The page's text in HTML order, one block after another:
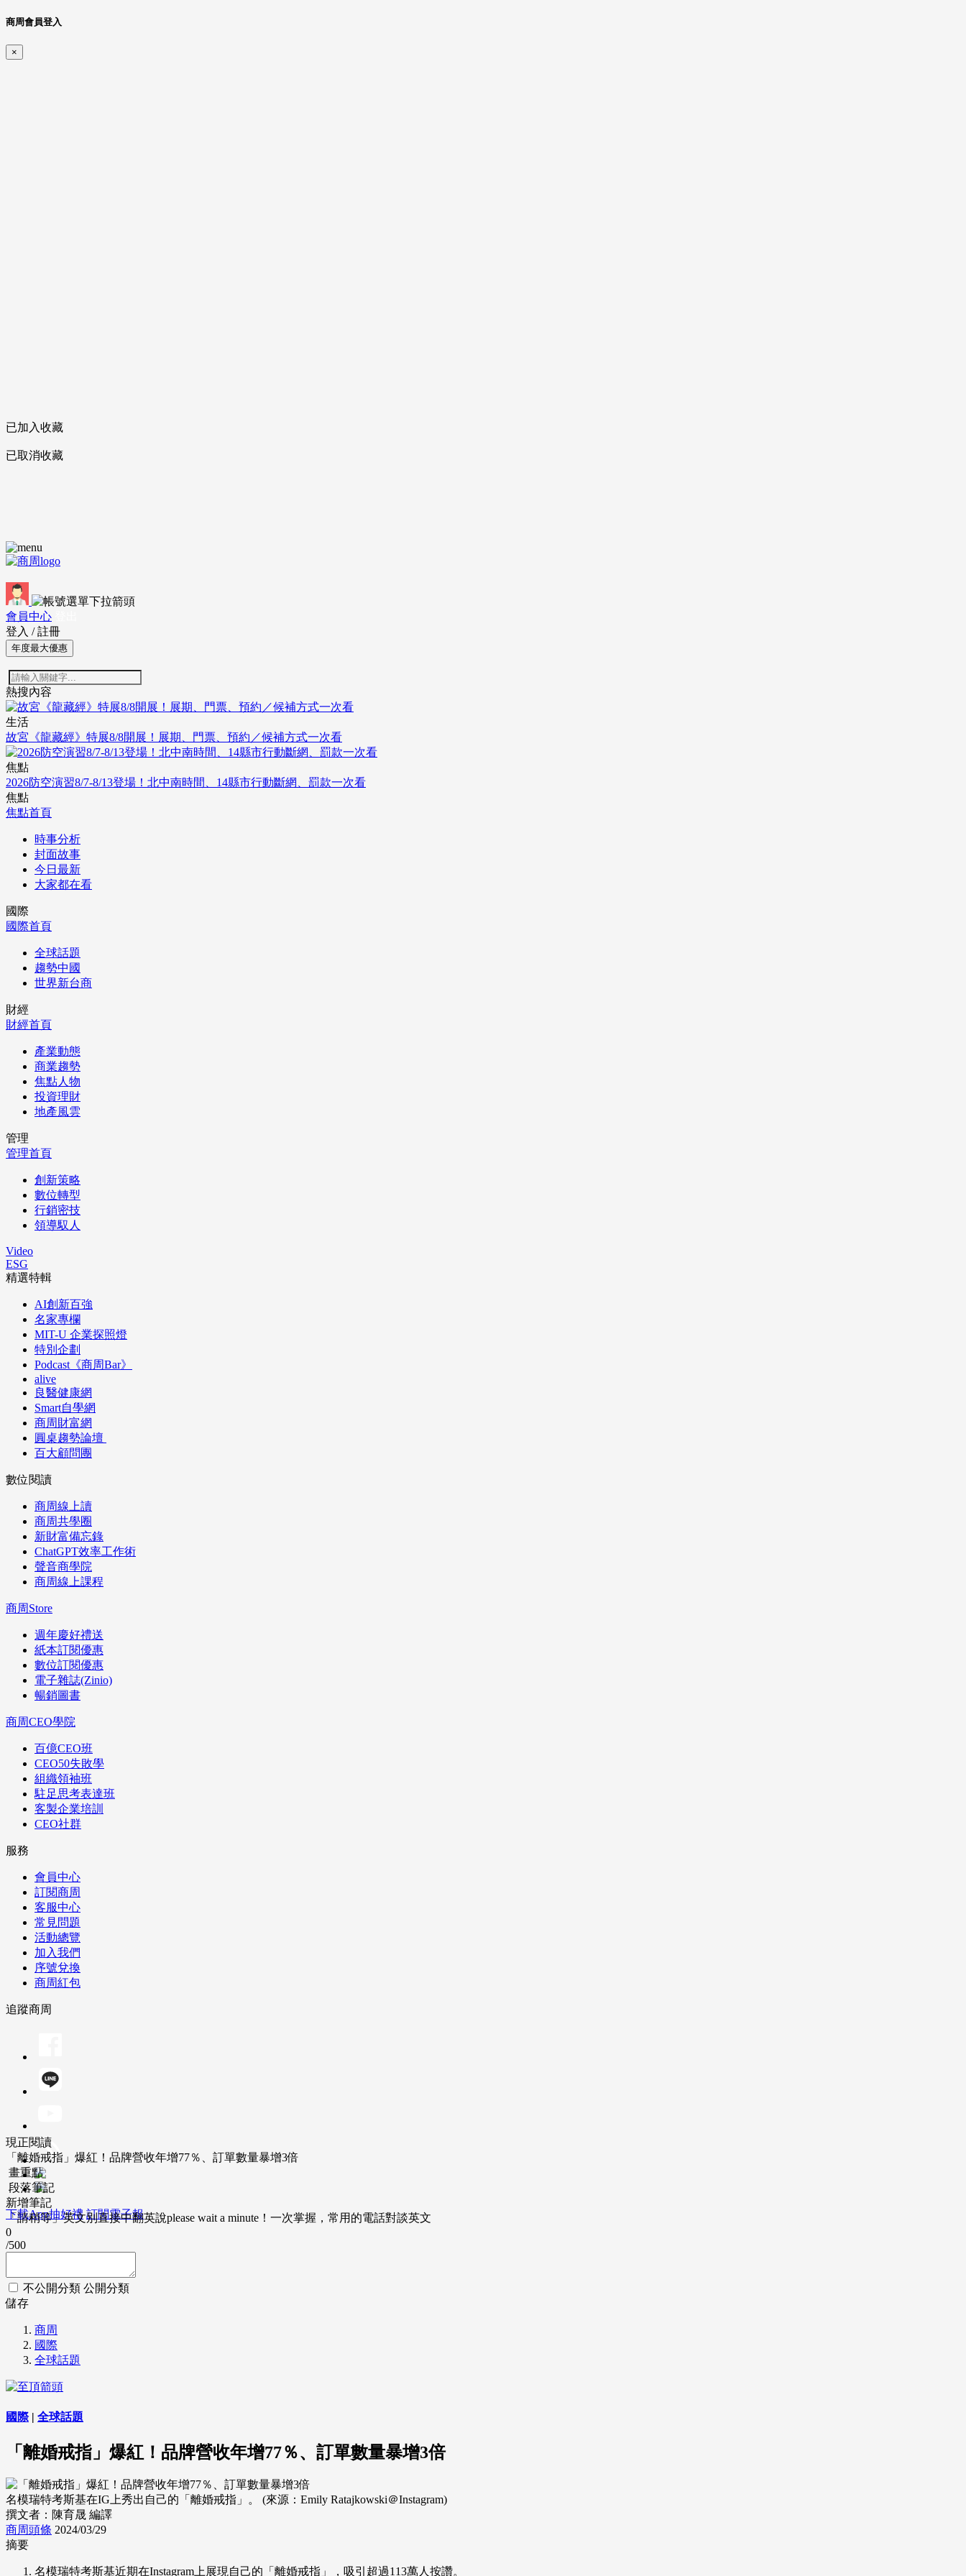
商周會員登入
×
已加入收藏
已取消收藏
會員中心
登入 / 註冊
年度最大優惠
熱搜內容
生活
故宮《龍藏經》特展8/8開展！展期、門票、預約／候補方式一次看
焦點
2026防空演習8/7-8/13登場！北中南時間、14縣市行動斷網、罰款一次看
焦點
焦點首頁
時事分析
封面故事
今日最新
大家都在看
國際
國際首頁
全球話題
趨勢中國
世界新台商
財經
財經首頁
產業動態
商業趨勢
焦點人物
投資理財
地產風雲
管理
管理首頁
創新策略
數位轉型
行銷密技
領導馭人
Video
ESG
精選特輯
AI創新百強
名家專欄
MIT-U 企業探照燈
特別企劃
Podcast《商周Bar》
alive
良醫健康網
Smart自學網
商周財富網
圓桌趨勢論壇
百大顧問團
數位閱讀
商周線上讀
商周共學圈
新財富備忘錄
ChatGPT效率工作術
聲音商學院
商周線上課程
商周Store
週年慶好禮送
紙本訂閱優惠
數位訂閱優惠
電子雜誌(Zinio)
暢銷圖書
商周CEO學院
百億CEO班
CEO50失敗學
組織領袖班
駐足思考表達班
客製企業培訓
CEO社群
服務
會員中心
訂閱商周
客服中心
常見問題
活動總覽
加入我們
序號兌換
商周紅包
追蹤商周
下載App抽好禮 訂閱電子報
現正閱讀
「離婚戒指」爆紅！品牌營收年增77％、訂單數量暴增3倍
畫重點
段落筆記
新增筆記
「請稍等」英文別直接中翻英說please wait a minute！一次掌握，常用的電話對談英文
0
/500
不公開分類 公開分類
儲存
商周
國際
全球話題
國際| 全球話題
「離婚戒指」爆紅！品牌營收年增77％、訂單數量暴增3倍
名模瑞特考斯基在IG上秀出自己的「離婚戒指」。 (來源：Emily Ratajkowski＠Instagram)
撰文者：陳育晟 編譯
商周頭條 2024/03/29
摘要
名模瑞特考斯基近期在Instagram上展現自己的「離婚戒指」，吸引超過113萬人按讚。